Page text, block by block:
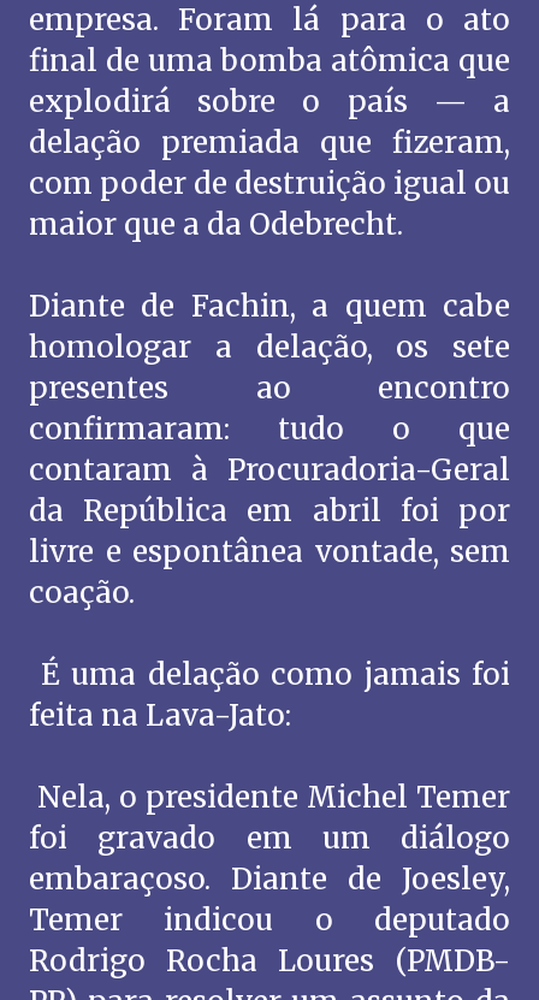
empresa. Foram lá para o ato
final de uma bomba atômica que
explodirá sobre o país — a
delação premiada que fizeram,
com poder de destruição igual ou
maior que a da Odebrecht.
Diante de Fachin, a quem cabe
homologar a delação, os sete
presentes ao encontro
confirmaram: tudo o que
contaram à Procuradoria-Geral
da República em abril foi por
livre e espontânea vontade, sem
coação.
É uma delação como jamais foi
feita na Lava-Jato:
Nela, o presidente Michel Temer
foi gravado em um diálogo
embaraçoso. Diante de Joesley,
Temer indicou o deputado
Rodrigo Rocha Loures (PMDB-